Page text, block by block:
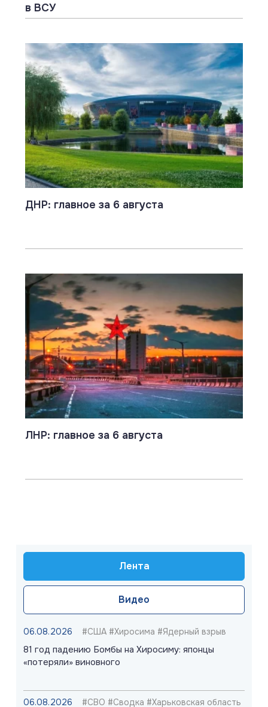
Лента
Видео
06.08.2026 #США #Хиросима #Ядерный взрыв
81 год падению Бомбы на Хиросиму: японцы
«потеряли» виновного
06.08.2026 #СВО #Сводка #Харьковская область
в ВСУ
ДНР: главное за 6 августа
ЛНР: главное за 6 августа